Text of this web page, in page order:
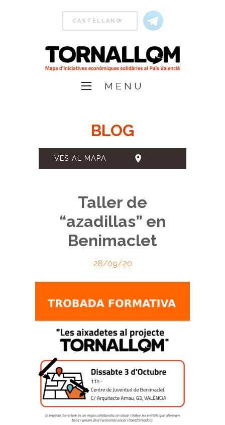
MENU
BLOG
VES AL MAPA
Taller de
“azadillas” en
Benimaclet
28/09/20